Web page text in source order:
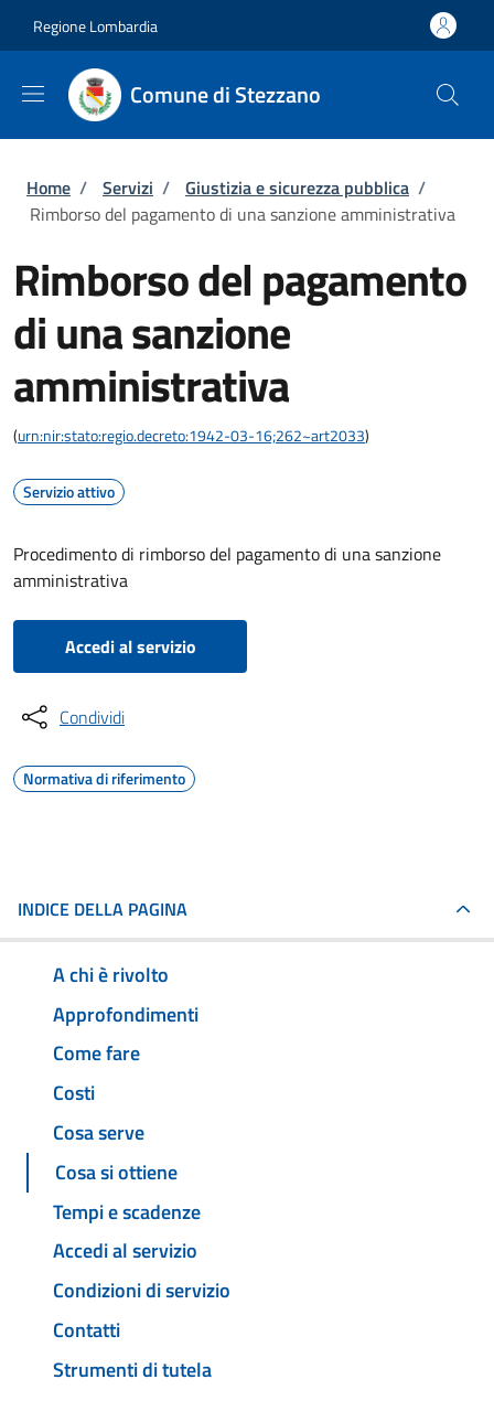
Regione Lombardia
Comune di Stezzano
Briciole di pane
Home / Servizi / Giustizia e sicurezza pubblica /
Rimborso del pagamento di una sanzione amministrativa
Rimborso del pagamento
di una sanzione
amministrativa
(urn:nir:stato:regio.decreto:1942-03-16;262~art2033)
Servizio attivo
Procedimento di rimborso del pagamento di una sanzione
amministrativa
Accedi al servizio
Condividi
Normativa di riferimento
INDICE DELLA PAGINA
A chi è rivolto
Approfondimenti
Come fare
Costi
Cosa serve
Cosa si ottiene
Tempi e scadenze
Accedi al servizio
Condizioni di servizio
Contatti
Strumenti di tutela